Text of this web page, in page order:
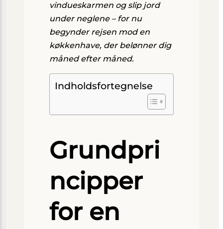
vindueskarmen og slip jord
under neglene – for nu
begynder rejsen mod en
køkkenhave, der belønner dig
måned efter måned.
Indholdsfortegnelse
Grundpri
ncipper
for en